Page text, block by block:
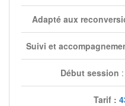
Adapté aux
Suivi et
Début session
Tarif :